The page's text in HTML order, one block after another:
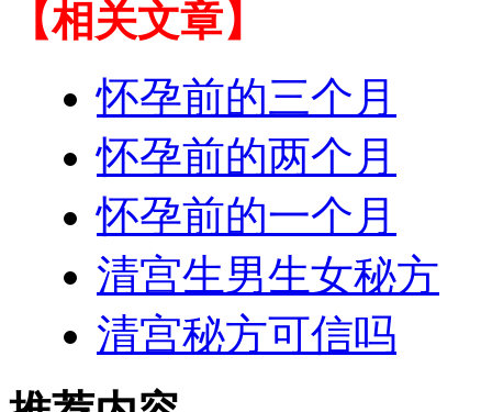
【相关文章】
怀孕前的三个月
怀孕前的两个月
怀孕前的一个月
清宫生男生女秘方
清宫秘方可信吗